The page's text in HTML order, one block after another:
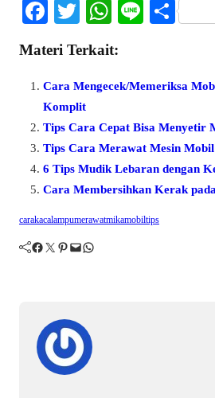
Fa
ce
bo
ok
T
tte
r
W
ts
A
Li S
Materi Terkait:
Cara Mengecek/Memeriksa
Komplit
Tips Cara Cepat Bisa Menyetir
Tips Cara Merawat Mesin
6 Tips Mudik Lebaran dengan
Cara Membersihkan Kerak
carakacalampumerawatmikamobiltips
Facebook Twitter Pinterest Mail WhatsApp